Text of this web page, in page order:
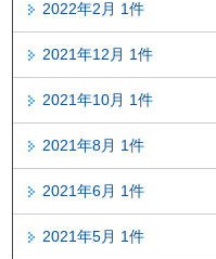
2022年2月 1件
2021年12月 1件
2021年10月 1件
2021年8月 1件
2021年6月 1件
2021年5月 1件